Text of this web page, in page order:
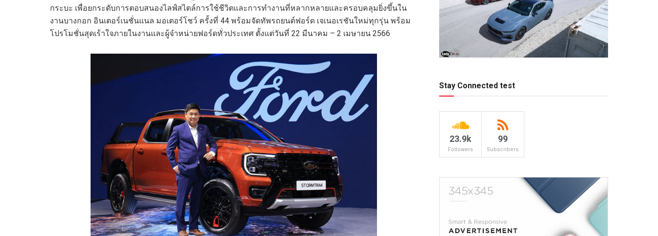
กระบะ เพื่อยกระดับการตอบสนองไลฟ์สไตล์การใช้ชีวิตและการทำงานที่หลากหลายและครอบคลุมยิ่งขึ้นใน
งานบางกอก อินเตอร์เนชั่นแนล มอเตอร์โชว์ ครั้งที่ 44 พร้อมจัดทัพรถยนต์ฟอร์ด เจเนอเรชันใหม่ทุกรุ่น พร้อม
โปรโมชั่นสุดเร้าใจภายในงานและผู้จำหน่ายฟอร์ดทั่วประเทศ ตั้งแต่วันที่ 22 มีนาคม – 2 เมษายน 2566
Stay Connected test
23.9k
Followers
99
Subscribers